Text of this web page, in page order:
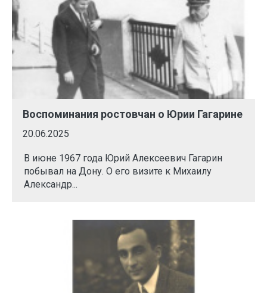
Воспоминания ростовчан о Юрии Гагарине
20.06.2025
В июне 1967 года Юрий Алексеевич Гагарин
побывал на Дону. О его визите к Михаилу
Александр...